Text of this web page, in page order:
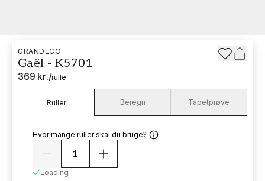
GRANDECO
Gaël - K5701
369 kr./rulle
Ruller Beregn Tapetprøve
Hvor mange ruller skal du bruge?
Loading